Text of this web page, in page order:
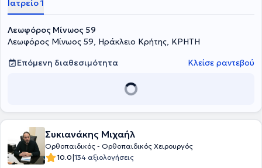
Ιατρείο 1
Λεωφόρος Μίνωος 59
Λεωφόρος Μίνωος 59, Ηράκλειο Κρήτης, ΚΡΗΤΗ
Επόμενη διαθεσιμότητα
Κλείσε ραντεβού
Συκιανάκης Μιχαήλ
Ορθοπαιδικός - Ορθοπαιδικός Χειρουργός
10.0|134 αξιολογήσεις